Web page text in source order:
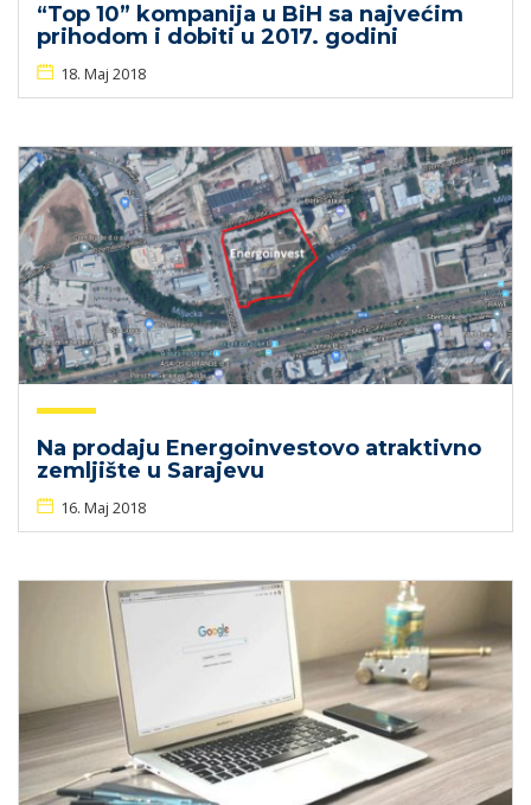
“Top 10” kompanija u BiH sa najvećim
prihodom i dobiti u 2017. godini
18. Maj 2018
Na prodaju Energoinvestovo atraktivno
zemljište u Sarajevu
16. Maj 2018